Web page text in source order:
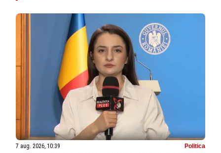
7 aug. 2026, 10:39 Politica